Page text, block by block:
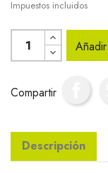
Impuestos incluidos
Compartir
Descripción